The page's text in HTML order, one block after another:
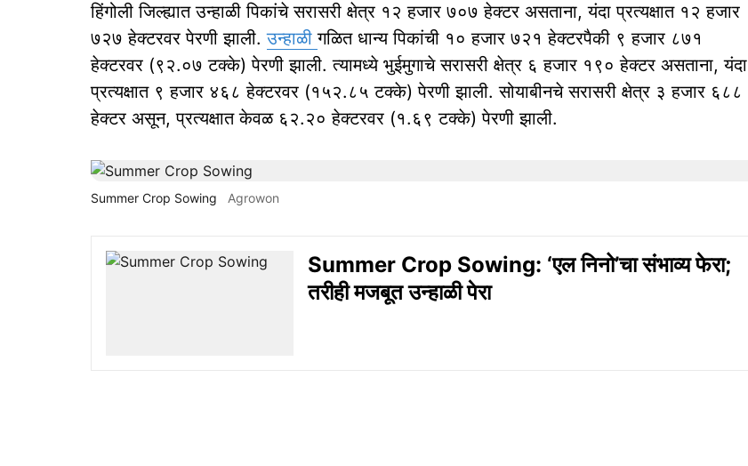
हिंगोली जिल्ह्यात उन्हाळी पिकांचे सरासरी क्षेत्र १२ हजार ७०७ हेक्टर असताना, यंदा प्रत्यक्षात १२ हजार
७२७ हेक्टरवर पेरणी झाली.उन्हाळीगळित धान्य पिकांची १० हजार ७२१ हेक्टरपैकी ९ हजार ८७१
हेक्टरवर (९२.०७ टक्के) पेरणी झाली. त्यामध्ये भुईमुगाचे सरासरी क्षेत्र ६ हजार १९० हेक्टर असताना, यंदा
प्रत्यक्षात ९ हजार ४६८ हेक्टरवर (१५२.८५ टक्के) पेरणी झाली. सोयाबीनचे सरासरी क्षेत्र ३ हजार ६८८
हेक्टर असून, प्रत्यक्षात केवळ ६२.२० हेक्टरवर (१.६९ टक्के) पेरणी झाली.
Summer Crop Sowing Agrowon
Summer Crop Sowing: ‘एल निनो’चा संभाव्य फेरा;
तरीही मजबूत उन्हाळी पेरा